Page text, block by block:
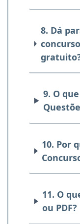
8. Dá
9. O
10. Por
11. O
ou PDF?